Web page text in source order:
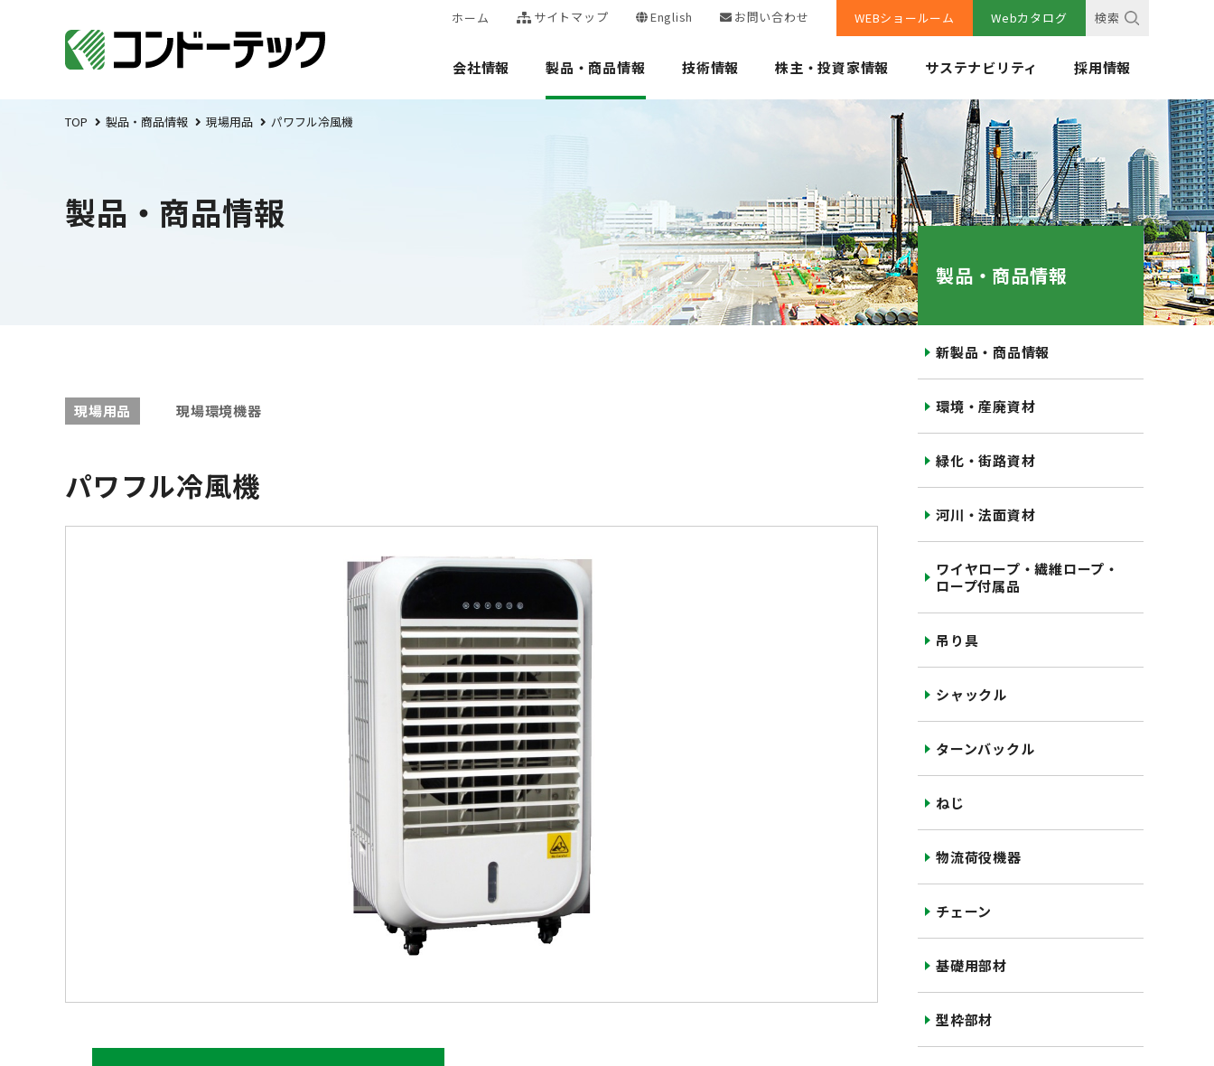
ホーム サイトマップ English お問い合わせ WEBショールーム Webカタログ 検索
会社情報 製品・商品情報 技術情報 株主・投資家情報 サステナビリティ 採用情報
TOP 製品・商品情報 現場用品 パワフル冷風機
製品・商品情報
現場用品 現場環境機器
パワフル冷風機
製品・商品情報
新製品・商品情報
環境・産廃資材
緑化・街路資材
河川・法面資材
ワイヤロープ・繊維ロープ・
ロープ付属品
吊り具
シャックル
ターンバックル
ねじ
物流荷役機器
チェーン
基礎用部材
型枠部材